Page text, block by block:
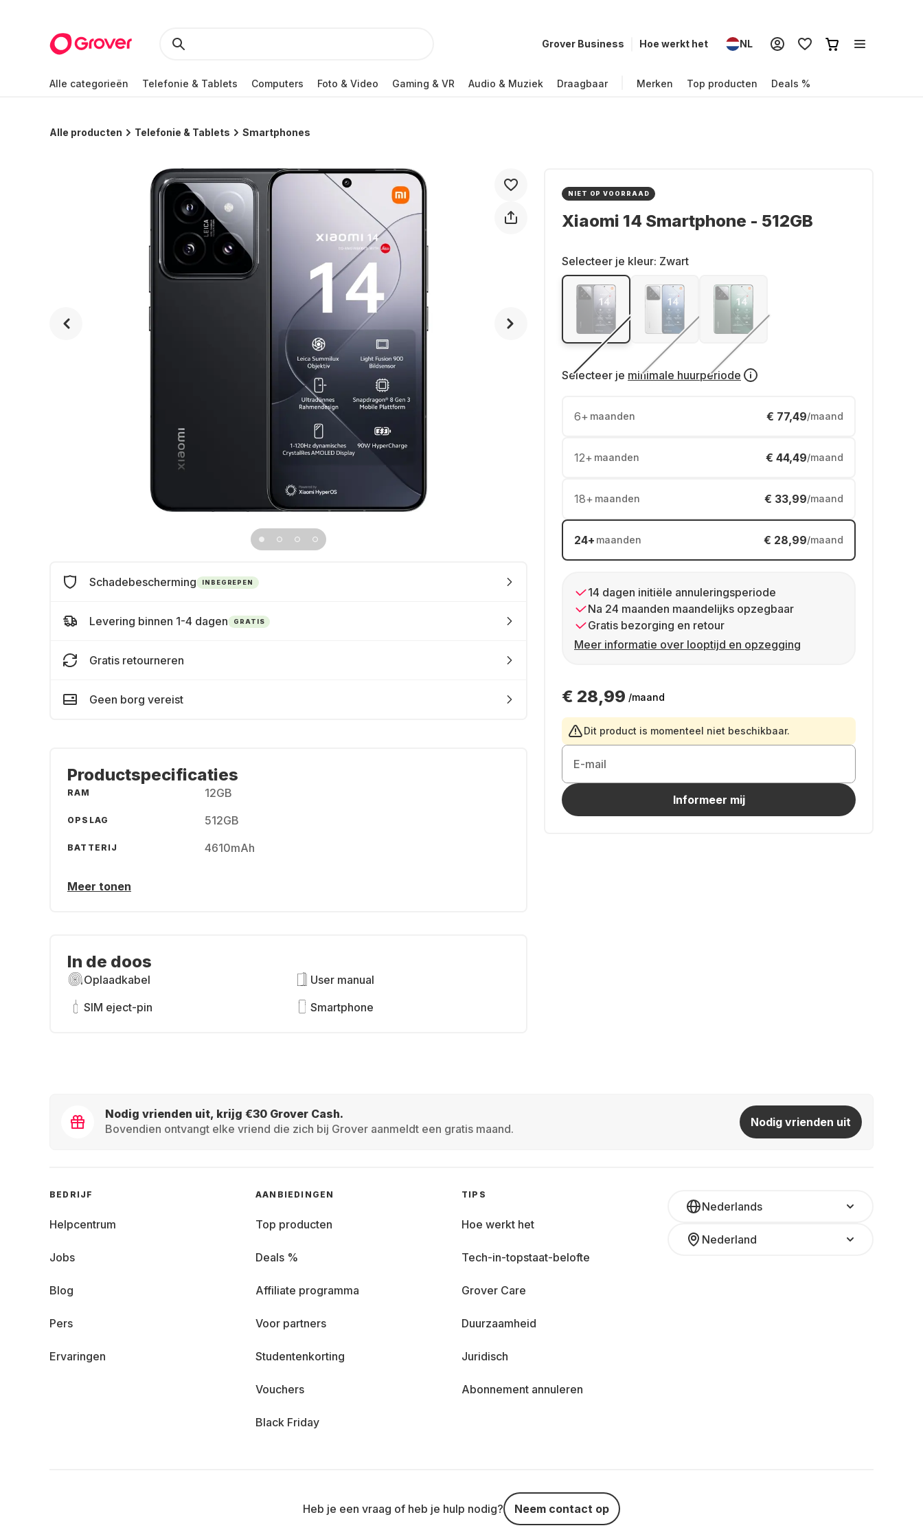
Grover Business Hoe werkt het NL
Alle categorieën Telefonie & Tablets Computers Foto & Video Gaming & VR Audio & Muziek Draagbaar Merken Top producten Deals %
Alle producten Telefonie & Tablets Smartphones
NIET OP VOORRAAD
Xiaomi 14 Smartphone - 512GB
Selecteer je kleur: Zwart
Selecteer je minimale huurperiode
6+ maanden € 77,49/maand
12+ maanden € 44,49/maand
18+ maanden € 33,99/maand
24+ maanden € 28,99/maand
14 dagen initiële annuleringsperiode
Na 24 maanden maandelijks opzegbaar
Gratis bezorging en retour
Meer informatie over looptijd en opzegging
€ 28,99 /maand
Dit product is momenteel niet beschikbaar.
E-mail
Informeer mij
Schadebescherming INBEGREPEN
Levering binnen 1-4 dagen GRATIS
Gratis retourneren
Geen borg vereist
Productspecificaties
RAM 12GB
OPSLAG 512GB
BATTERIJ 4610mAh
Meer tonen
In de doos
Oplaadkabel
User manual
SIM eject-pin
Smartphone
Nodig vrienden uit, krijg €30 Grover Cash.
Bovendien ontvangt elke vriend die zich bij Grover aanmeldt een gratis maand.
Nodig vrienden uit
Nederlands
Nederland
BEDRIJF
Helpcentrum
Jobs
Blog
Pers
Ervaringen
AANBIEDINGEN
Top producten
Deals %
Affiliate programma
Voor partners
Studentenkorting
Vouchers
Black Friday
TIPS
Hoe werkt het
Tech-in-topstaat-belofte
Grover Care
Duurzaamheid
Juridisch
Abonnement annuleren
Heb je een vraag of heb je hulp nodig? Neem contact op